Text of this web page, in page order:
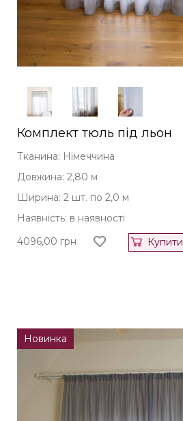
Комплект тюль під льон
Тканина: Німеччина
Довжина: 2,80 м
Ширина: 2 шт. по 2,0 м
Наявність: в наявності
4096,00 грн Купити
Новинка